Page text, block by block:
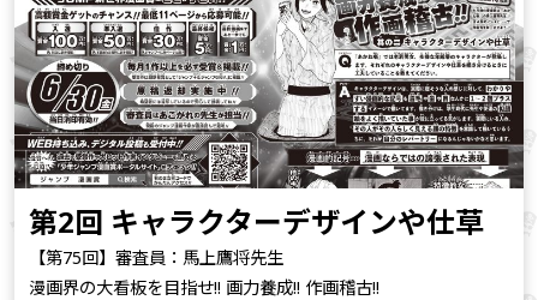
第2回 キャラクターデザインや仕草
【第75回】審査員：馬上鷹将先生
漫画界の大看板を目指せ!! 画力養成!! 作画稽古!!